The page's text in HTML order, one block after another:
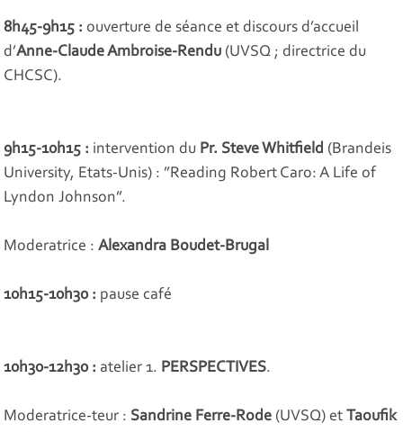
8h45-9h15 : ouverture de séance et discours d’accueil
d’Anne-Claude Ambroise-Rendu (UVSQ ; directrice du
CHCSC).
9h15-10h15 : intervention du Pr. Steve Whitfield (Brandeis
University, Etats-Unis) : ”Reading Robert Caro: A Life of
Lyndon Johnson”.
Moderatrice :Alexandra Boudet-Brugal
10h15-10h30 : pause café
10h30-12h30 : atelier 1. PERSPECTIVES.
Moderatrice-teur : Sandrine Ferre-Rode (UVSQ) etTaoufik